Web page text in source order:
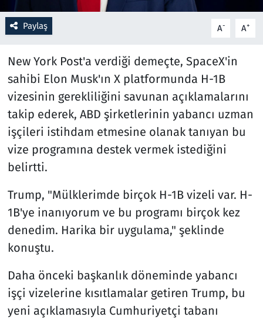
Paylaş A- A+
New York Post'a verdiği demeçte, SpaceX'in
sahibi Elon Musk'ın X platformunda H-1B
vizesinin gerekliliğini savunan açıklamalarını
takip ederek, ABD şirketlerinin yabancı uzman
işçileri istihdam etmesine olanak tanıyan bu
vize programına destek vermek istediğini
belirtti.
Trump, "Mülklerimde birçok H-1B vizeli var. H-
1B'ye inanıyorum ve bu programı birçok kez
denedim. Harika bir uygulama," şeklinde
konuştu.
Daha önceki başkanlık döneminde yabancı
işçi vizelerine kısıtlamalar getiren Trump, bu
yeni açıklamasıyla Cumhuriyetçi tabanı
Sağlık
Seçim 2023
Spor
Teknoloji ve Bilim
Televizyon